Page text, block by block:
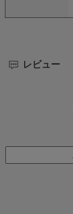
レビュー